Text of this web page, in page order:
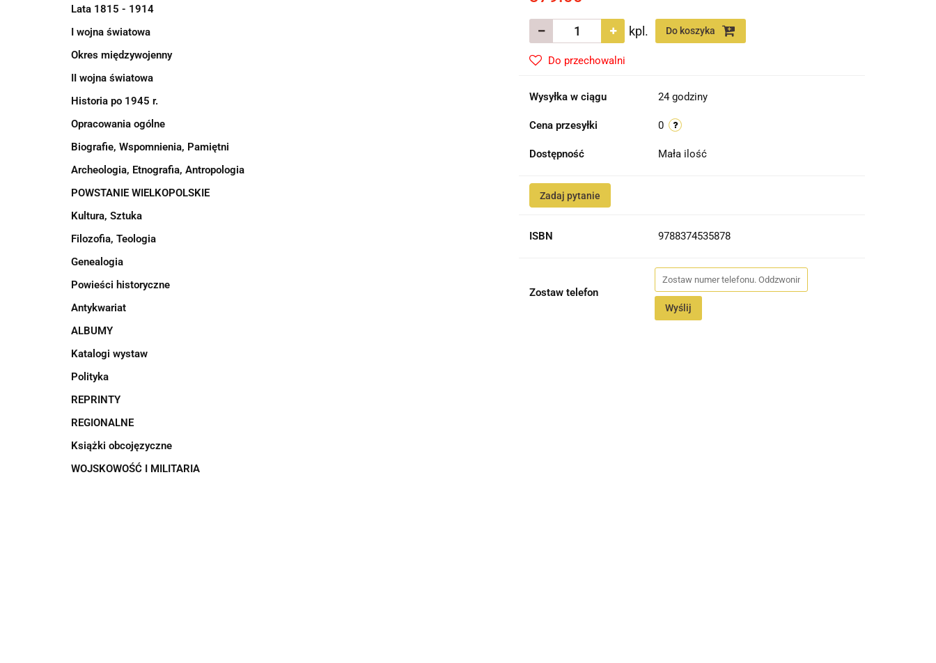
Lata 1815 - 1914
I wojna światowa
Okres międzywojenny
II wojna światowa
Historia po 1945 r.
Opracowania ogólne
Biografie, Wspomnienia, Pamiętni
Archeologia, Etnografia, Antropologia
POWSTANIE WIELKOPOLSKIE
Kultura, Sztuka
Filozofia, Teologia
Genealogia
Powieści historyczne
Antykwariat
ALBUMY
Katalogi wystaw
Polityka
REPRINTY
REGIONALNE
Książki obcojęzyczne
WOJSKOWOŚĆ I MILITARIA
kpl. Do koszyka
Do przechowalni
Wysyłka w ciągu 24 godziny
Cena przesyłki 0
Dostępność Mała ilość
Zadaj pytanie
ISBN 9788374535878
Zostaw telefon
Wyślij